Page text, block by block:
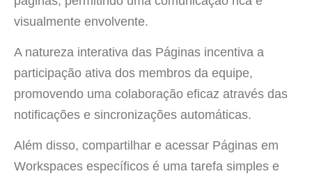
visualmente envolvente.
A natureza interativa das Páginas incentiva a
participação ativa dos membros da equipe,
promovendo uma colaboração eficaz através das
notificações e sincronizações automáticas.
Além disso, compartilhar e acessar Páginas em
Workspaces específicos é uma tarefa simples e